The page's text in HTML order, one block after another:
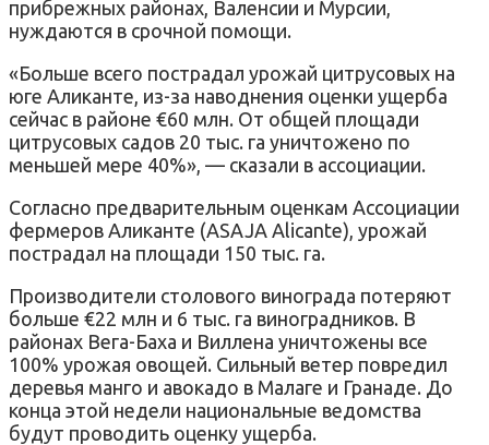
прибрежных районах, Валенсии и Мурсии,
нуждаются в срочной помощи.
«Больше всего пострадал урожай цитрусовых на
юге Аликанте, из-за наводнения оценки ущерба
сейчас в районе €60 млн. От общей площади
цитрусовых садов 20 тыс. га уничтожено по
меньшей мере 40%», — сказали в ассоциации.
Согласно предварительным оценкам Ассоциации
фермеров Аликанте (ASAJA Alicante), урожай
пострадал на площади 150 тыс. га.
Производители столового винограда потеряют
больше €22 млн и 6 тыс. га виноградников. В
районах Вега-Баха и Виллена уничтожены все
100% урожая овощей. Сильный ветер повредил
деревья манго и авокадо в Малаге и Гранаде. До
конца этой недели национальные ведомства
будут проводить оценку ущерба.